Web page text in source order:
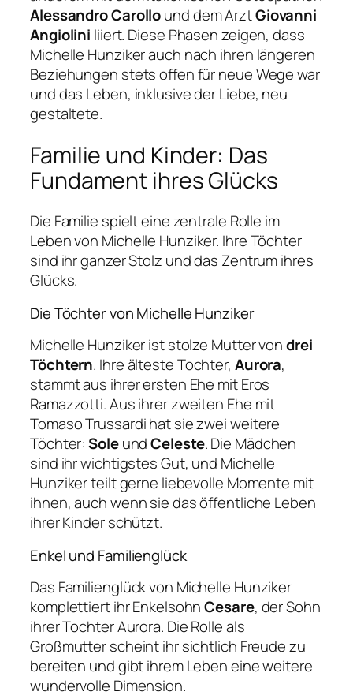
Alessandro Carollound dem ArztGiovanni
Angiolini liiert. Diese Phasen zeigen, dass
Michelle Hunziker auch nach ihren längeren
Beziehungen stets offen für neue Wege war
und das Leben, inklusive der Liebe, neu
gestaltete.
Familie und Kinder: Das
Fundament ihres Glücks
Die Familie spielt eine zentrale Rolle im
Leben von Michelle Hunziker. Ihre Töchter
sind ihr ganzer Stolz und das Zentrum ihres
Glücks.
Die Töchter von Michelle Hunziker
Michelle Hunziker ist stolze Mutter vondrei
Töchtern. Ihre älteste Tochter, Aurora,
stammt aus ihrer ersten Ehe mit Eros
Ramazzotti. Aus ihrer zweiten Ehe mit
Tomaso Trussardi hat sie zwei weitere
Töchter:SoleundCeleste. Die Mädchen
sind ihr wichtigstes Gut, und Michelle
Hunziker teilt gerne liebevolle Momente mit
ihnen, auch wenn sie das öffentliche Leben
ihrer Kinder schützt.
Enkel und Familienglück
Das Familienglück von Michelle Hunziker
komplettiert ihr EnkelsohnCesare, der Sohn
ihrer Tochter Aurora. Die Rolle als
Großmutter scheint ihr sichtlich Freude zu
bereiten und gibt ihrem Leben eine weitere
wundervolle Dimension.